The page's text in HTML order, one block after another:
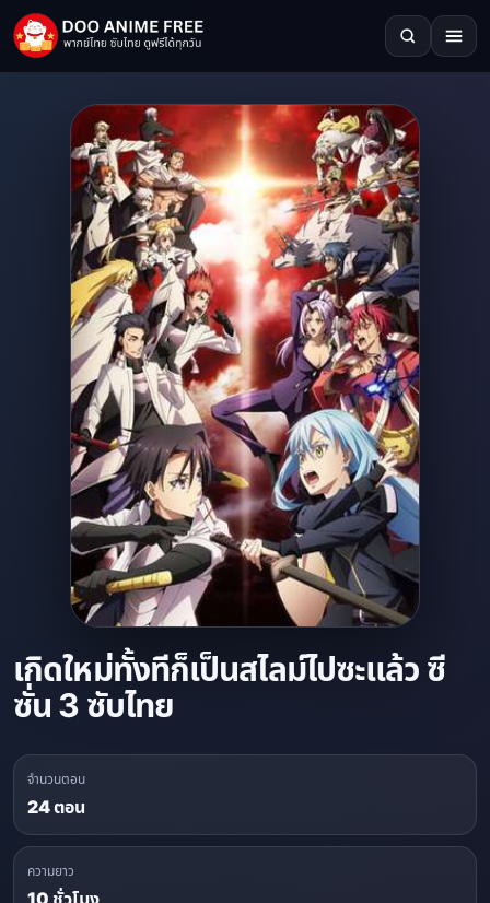
เกิดใหม่ทั้งทีก็เป็นสไลม์ไปซะแล้ว ซี
ซั่น 3 ซับไทย
จำนวนตอน
24 ตอน
ความยาว
10 ชั่วโมง